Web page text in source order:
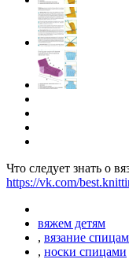
Что следует знать о
https://vk.com/
вяжем детям
, вязание
, носки спицами